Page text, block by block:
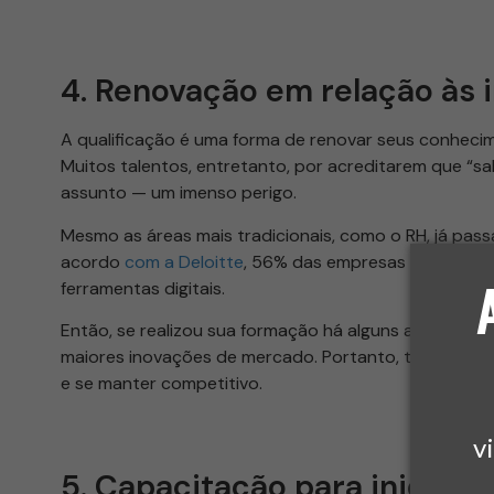
4. Renovação em relação
A qualificação é uma forma de renovar seus
Muitos talentos, entretanto, por acreditarem que
assunto — um imenso perigo.
Mesmo as áreas mais tradicionais, como o RH, já
acordo com a Deloitte, 56% das empresas estão
ferramentas digitais.
Então, se realizou sua formação há alguns anos ou
maiores inovações de mercado. Portanto, torna-se
e se manter competitivo.